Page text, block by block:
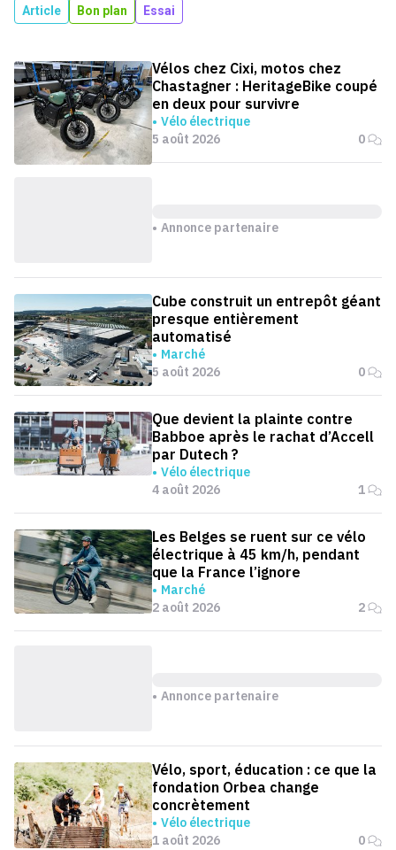
Article Bon plan Essai
Vélos chez Cixi, motos chez
Chastagner : HeritageBike coupé
en deux pour survivre
Vélo électrique
5 août 2026
0
Annonce partenaire
Cube construit un entrepôt géant
presque entièrement
automatisé
Marché
5 août 2026
0
Que devient la plainte contre
Babboe après le rachat d’Accell
par Dutech ?
Vélo électrique
4 août 2026
1
Les Belges se ruent sur ce vélo
électrique à 45 km/h, pendant
que la France l’ignore
Marché
2 août 2026
2
Annonce partenaire
Vélo, sport, éducation : ce que la
fondation Orbea change
concrètement
Vélo électrique
1 août 2026
0